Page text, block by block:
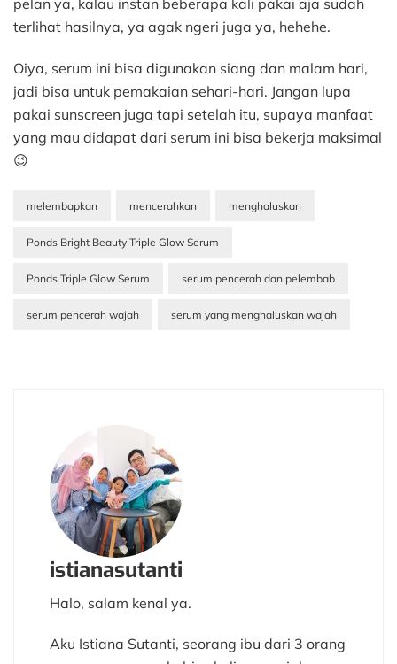
pelan ya, kalau instan beberapa kali pakai aja sudah
terlihat hasilnya, ya agak ngeri juga ya, hehehe.
Oiya, serum ini bisa digunakan siang dan malam hari,
jadi bisa untuk pemakaian sehari-hari. Jangan lupa
pakai sunscreen juga tapi setelah itu, supaya manfaat
yang mau didapat dari serum ini bisa bekerja maksimal
😉
melembapkan mencerahkan menghaluskan
Ponds Bright Beauty Triple Glow Serum
Ponds Triple Glow Serum serum pencerah dan pelembab
serum pencerah wajah serum yang menghaluskan wajah
istianasutanti
Halo, salam kenal ya.
Aku Istiana Sutanti, seorang ibu dari 3 orang